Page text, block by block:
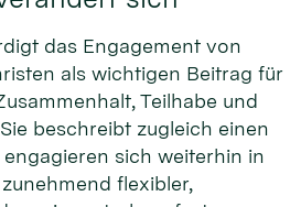
das Engagement von
als wichtigen Beitrag für
Teilhabe und
beschreibt zugleich einen
sich weiterhin in
flexibler,